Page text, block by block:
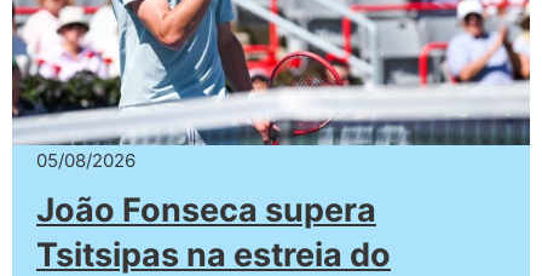
05/08/2026
João Fonseca supera
Tsitsipas na estreia do